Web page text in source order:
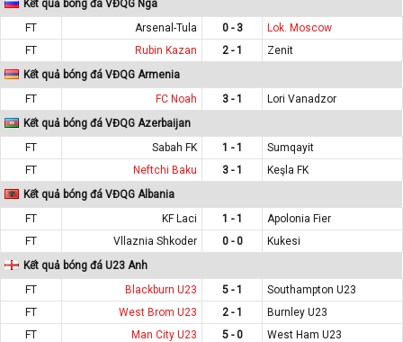
Kết quả bóng đá VĐQG Nga
FT
Arsenal-Tula 0 - 3
Lok. Moscow
FT
Rubin Kazan 2 - 1
Zenit
Kết quả bóng đá VĐQG Armenia
FT
FC Noah 3 - 1
Lori Vanadzor
Kết quả bóng đá VĐQG Azerbaijan
FT
Sabah FK 1 - 1
Sumqayit
FT
Neftchi Baku 3 - 1
Keşla FK
Kết quả bóng đá VĐQG Albania
FT
KF Laci 1 - 1
Apolonia Fier
FT
Vllaznia Shkoder 0 - 0
Kukesi
Kết quả bóng đá U23 Anh
FT
Blackburn U23 5 - 1
Southampton U23
FT
West Brom U23 2 - 1
Burnley U23
FT
Man City U23 5 - 0
West Ham U23